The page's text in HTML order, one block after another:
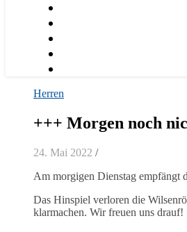
Herren
+++ Morgen noch
24. Mai 2022 /
Am morgigen Dienstag empfängt
Das Hinspiel verloren die
klarmachen. Wir freuen uns drauf!